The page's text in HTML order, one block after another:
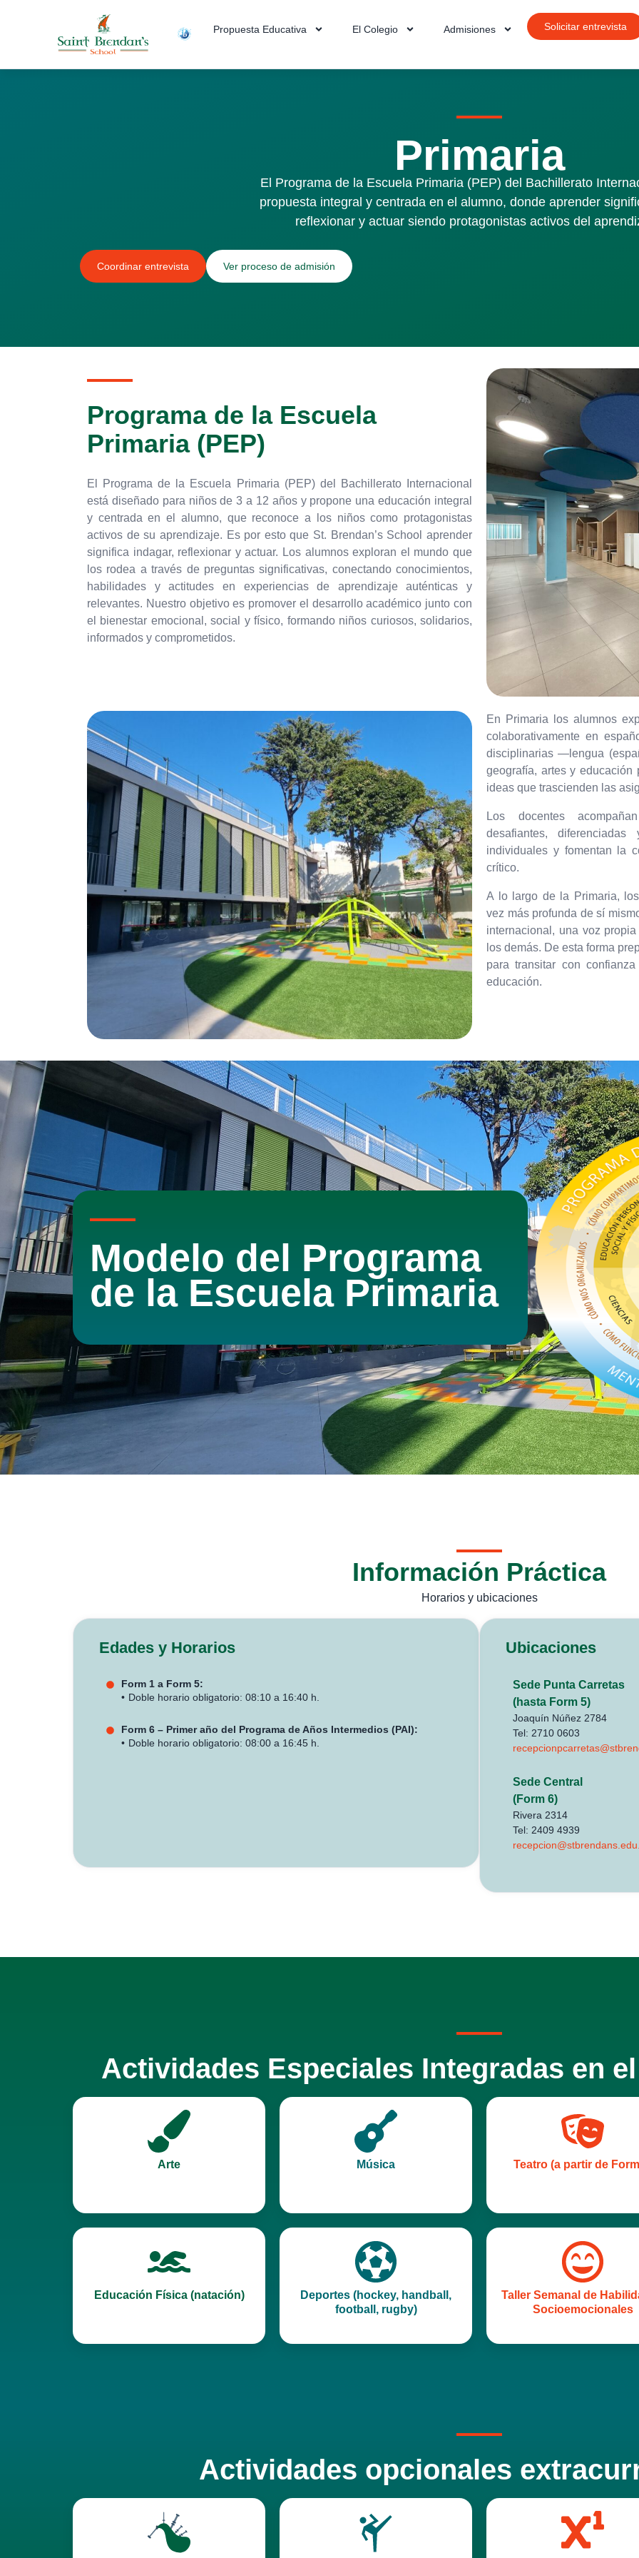
Propuesta Educativa El Colegio Admisiones Solicitar entrevista
Primaria
El Programa de la Escuela Primaria (PEP) del Bachillerato
propuesta integral y centrada en el alumno, donde aprender
reflexionar y actuar siendo protagonistas activos del
Coordinar entrevista Ver proceso de admisión
Programa de la Escuela
Primaria (PEP)
El Programa de la Escuela Primaria (PEP) del Bachillerato Internacional
está diseñado para niños de 3 a 12 años y propone una educación integral
y centrada en el alumno, que reconoce a los niños como protagonistas
activos de su aprendizaje. Es por esto que St. Brendan’s School aprender
significa indagar, reflexionar y actuar. Los alumnos exploran el mundo que
los rodea a través de preguntas significativas, conectando conocimientos,
habilidades y actitudes en experiencias de aprendizaje auténticas y
relevantes. Nuestro objetivo es promover el desarrollo académico junto con
el bienestar emocional, social y físico, formando niños curiosos, solidarios,
informados y comprometidos.
En Primaria los alumnos
colaborativamente en
disciplinarias —lengua
geografía, artes y
ideas que trascienden las
Los docentes
desafiantes,
individuales y fomentan la
crítico.
A lo largo de la Primaria,
vez más profunda de sí
internacional, una voz
los demás. De esta forma
para transitar con
educación.
Modelo del Programa
de la Escuela Primaria
Información Práctica
Horarios y ubicaciones
Edades y Horarios
Form 1 a Form 5:
Doble horario obligatorio: 08:10 a 16:40 h.
Form 6 – Primer año del Programa de Años Intermedios (PAI):
Doble horario obligatorio: 08:00 a 16:45 h.
Ubicaciones
Sede Punta Carretas
(hasta Form 5)
Joaquín Núñez 2784
Tel: 2710 0603
Sede Central
(Form 6)
Rivera 2314
Tel: 2409 4939
Actividades Especiales Integradas en
Arte Música Teatro (a partir de
Educación Física (natación)
Deportes (hockey, handball,
football, rugby)
Taller Semanal de
Socioemocionales
Actividades opcionales